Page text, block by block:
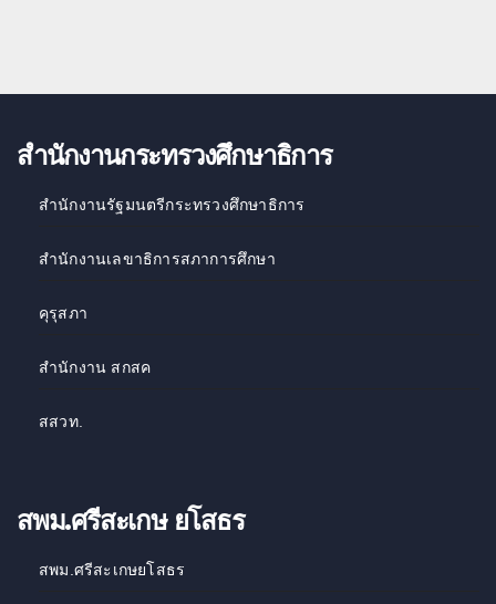
สำนักงานกระทรวงศึกษาธิการ
สำนักงานรัฐมนตรีกระทรวงศึกษาธิการ
สำนักงานเลขาธิการสภาการศึกษา
คุรุสภา
สำนักงาน สกสค
สสวท.
สพม.ศรีสะเกษ ยโสธร
สพม.ศรีสะเกษยโสธร